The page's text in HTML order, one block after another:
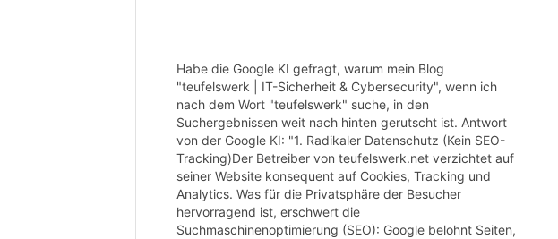
Habe die Google KI gefragt, warum mein Blog
"teufelswerk | IT-Sicherheit & Cybersecurity", wenn ich
nach dem Wort "teufelswerk" suche, in den
Suchergebnissen weit nach hinten gerutscht ist. Antwort
von der Google KI: "1. Radikaler Datenschutz (Kein SEO-
Tracking)Der Betreiber von teufelswerk.net verzichtet auf
seiner Website konsequent auf Cookies, Tracking und
Analytics. Was für die Privatsphäre der Besucher
hervorragend ist, erschwert die
Suchmaschinenoptimierung (SEO): Google belohnt Seiten,